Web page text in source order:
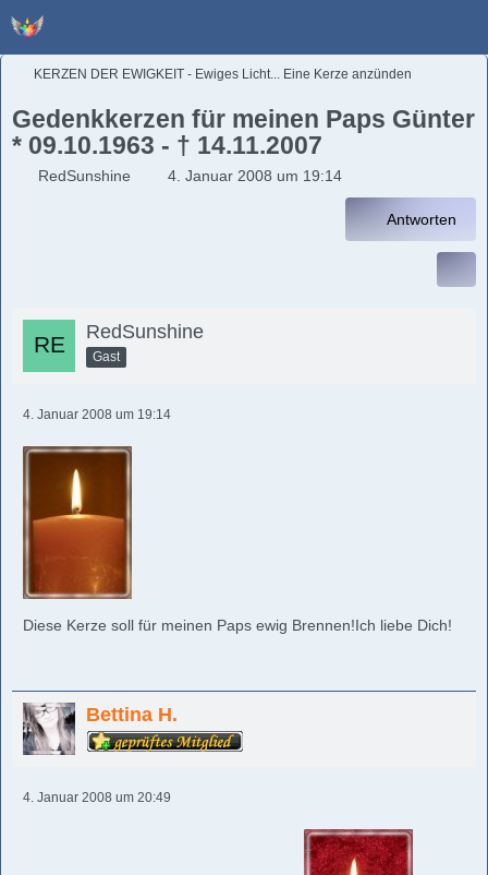
KERZEN DER EWIGKEIT - Ewiges Licht... Eine Kerze anzünden
Gedenkkerzen für meinen Paps Günter
* 09.10.1963 - † 14.11.2007
RedSunshine 4. Januar 2008 um 19:14
Antworten
RedSunshine
Gast
4. Januar 2008 um 19:14
Diese Kerze soll für meinen Paps ewig Brennen!Ich liebe Dich!
Bettina H.
4. Januar 2008 um 20:49